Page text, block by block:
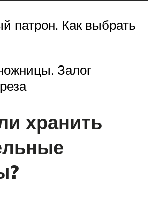
патрон. Как выбрать
Залог
хранить